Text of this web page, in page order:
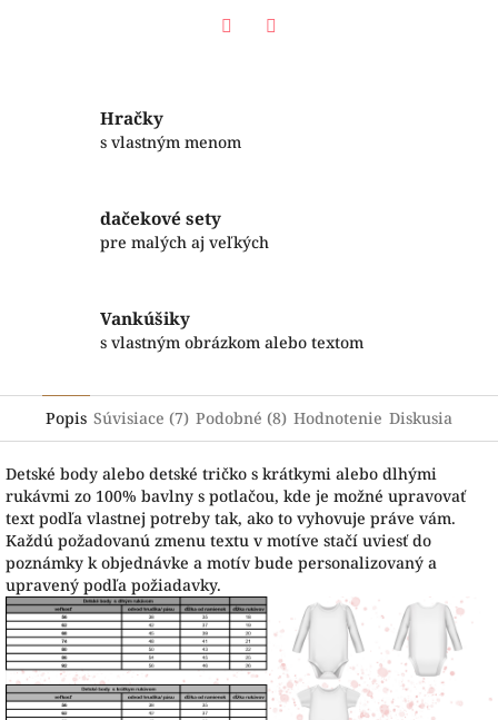
Hračky
s vlastným menom
dačekové sety
pre malých aj veľkých
Vankúšiky
s vlastným obrázkom alebo textom
Popis Súvisiace (7) Podobné (8) Hodnotenie Diskusia
Detské body alebo detské tričko s krátkymi alebo dlhými
rukávmi zo 100% bavlny s potlačou, kde je možné upravovať
text podľa vlastnej potreby tak, ako to vyhovuje práve vám.
Každú požadovanú zmenu textu v motíve stačí uviesť do
poznámky k objednávke a motív bude personalizovaný a
upravený podľa požiadavky.